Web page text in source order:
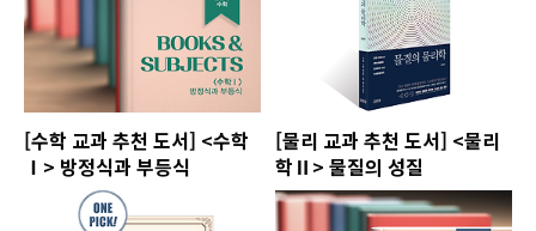
[수학 교과 추천 도서] <수학
Ⅰ> 방정식과 부등식
[물리 교과 추천 도서] <물리
학Ⅱ> 물질의 성질